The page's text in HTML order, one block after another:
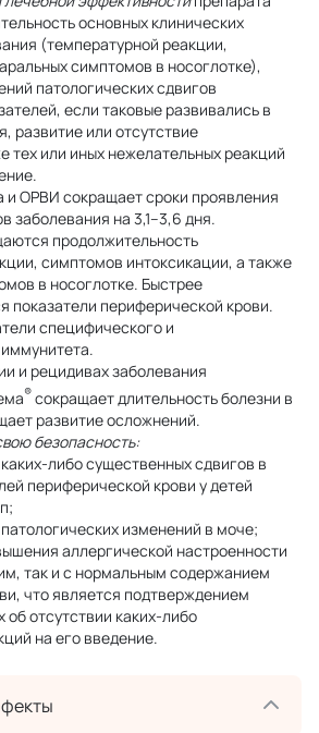
основных клинических
(температурной реакции,
симптомов в носоглотке),
патологических сдвигов
если таковые развивались в
развитие или отсутствие
тех или иных нежелательных реакций
и ОРВИ сокращает сроки проявления
заболевания на 3,1–3,6 дня.
продолжительность
симптомов интоксикации, а также
в носоглотке. Быстрее
показатели периферической крови.
специфического и
и рецидивах заболевания
® сокращает длительность болезни в
развитие осложнений.
безопасность:
либо существенных сдвигов в
периферической крови у детей
изменений в моче;
аллергической настроенности
так и с нормальным содержанием
что является подтверждением
об отсутствии каких-либо
на его введение.